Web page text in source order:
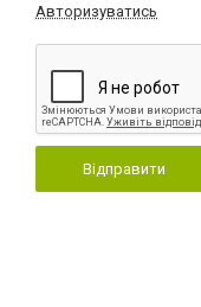
Авторизуватись
Відправити